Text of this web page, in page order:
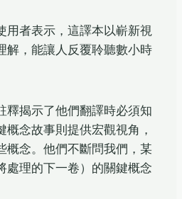
用者表示，這譯本以嶄新視
解，能讓人反覆聆聽數小時
釋揭示了他們翻譯時必須知
念故事則提供宏觀視角，
概念。他們不斷問我們，某
處理的下一卷）的關鍵概念